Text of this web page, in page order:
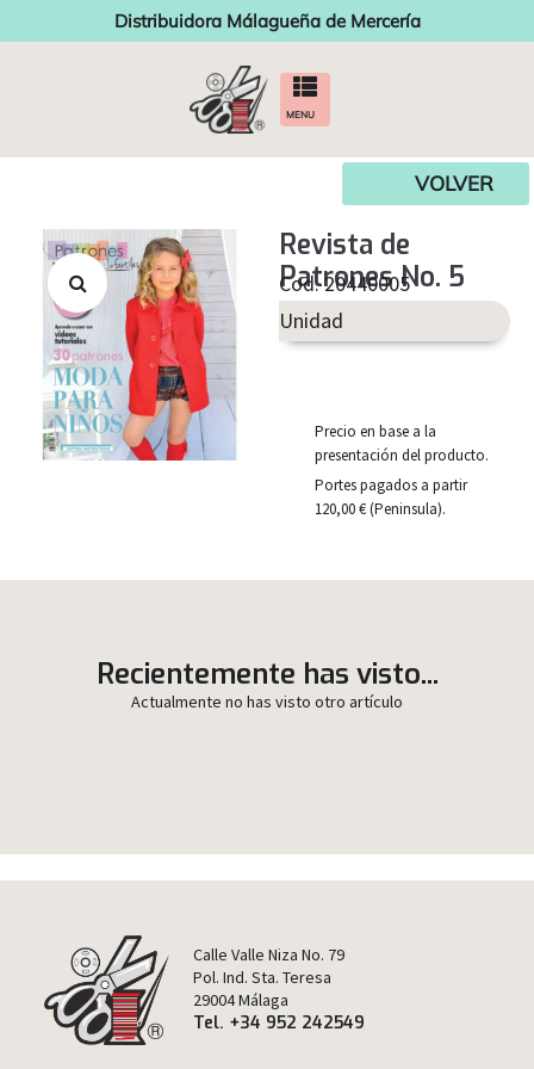
Distribuidora Málagueña de Mercería
MENU
VOLVER
Revista de
Patrones No. 5
Cod. 20440005
Unidad
Precio en base a la
presentación del producto.
Portes pagados a partir
120,00 € (Peninsula).
Recientemente has visto...
Actualmente no has visto otro artículo
Calle Valle Niza No. 79
Pol. Ind. Sta. Teresa
29004 Málaga
Tel. +34 952 242549